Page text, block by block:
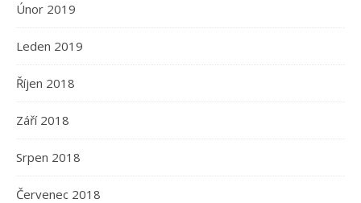
Únor 2019
Leden 2019
Říjen 2018
Září 2018
Srpen 2018
Červenec 2018